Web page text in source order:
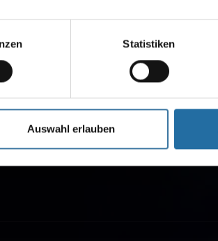
Statistiken
Auswahl erlauben
besondere Musicals und Shows
Buchen Sie Tickets, Musical-